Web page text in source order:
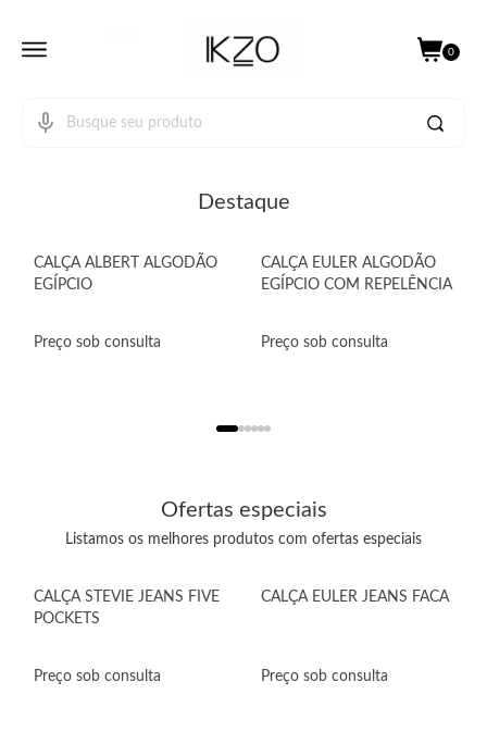
0
CALÇA ALBERT ALGODÃO
EGÍPCIO
Preço sob consulta
CALÇA EULER ALGODÃO
EGÍPCIO COM REPELÊNCIA
Preço sob consulta
Destaque
CALÇA STEVIE JEANS FIVE
POCKETS
Preço sob consulta
CALÇA EULER JEANS FACA
Preço sob consulta
Ofertas especiais
Listamos os melhores produtos com ofertas especiais